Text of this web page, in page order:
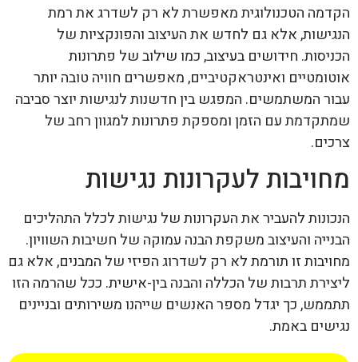
הקדמה הטכנולוגית מאפשרת לא רק לשדרג את רמת
הנגישות, אלא גם לחדש את העיצוב והפונקציות של
הכניסות. חידושים בעיצוב, כמו שילוב של פתרונות
אוטומטיים ואינטראקטיביים, מאפשרים חוויה טובה יותר
עבור המשתמשים. המפגש בין חדשנות לנגישות יוצר סביבה
שמתקדמת עם הזמן ומספקת פתרונות למגוון רחב של
צרכים.
מחויבות לעקרונות נגישות
הנכונות להעביר את העקרונות של נגישות לכלל התהליכים
הבנייה והעיצוב משקפת הבנה עמוקה של חשיבות השוויון.
מחויבות זו תורמת לא רק לשדרוג הפיזי של המבנים, אלא גם
ליצירת תרבות של הכללה והבנה בין-אישית. ככל שהרמה הזו
תתממש, כך יגדל מספר האנשים שייהנו משירותים ובניינים
נגישים באמת.